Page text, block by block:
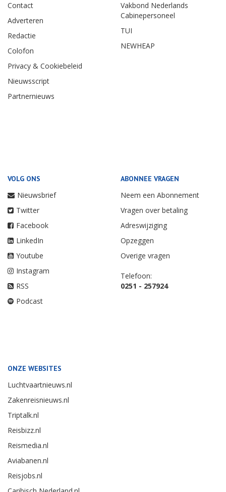
Contact
Adverteren
Redactie
Colofon
Privacy & Cookiebeleid
Nieuwsscript
Partnernieuws
Vakbond Nederlands
Cabinepersoneel
TUI
NEWHEAP
VOLG ONS
Nieuwsbrief
Twitter
Facebook
LinkedIn
Youtube
Instagram
RSS
Podcast
ABONNEE VRAGEN
Neem een Abonnement
Vragen over betaling
Adreswijziging
Opzeggen
Overige vragen
Telefoon:
0251 - 257924
ONZE WEBSITES
Luchtvaartnieuws.nl
Zakenreisnieuws.nl
Triptalk.nl
Reisbizz.nl
Reismedia.nl
Aviabanen.nl
Reisjobs.nl